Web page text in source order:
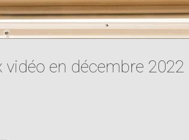
vidéo en décembre 2022